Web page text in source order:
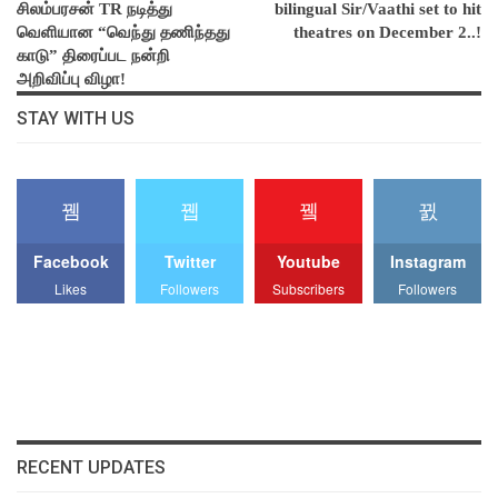
சிலம்பரசன் TR நடித்து
வெளியான “வெந்து தணிந்தது
காடு” திரைப்பட நன்றி
அறிவிப்பு விழா!
bilingual Sir/Vaathi set to hit
theatres on December 2..!
STAY WITH US
Facebook
Likes
Twitter
Followers
Youtube
Subscribers
Instagram
Followers
RECENT UPDATES